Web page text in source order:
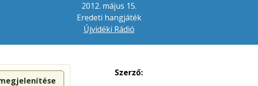
2012. május 15.
Eredeti hangjáték
Újvidéki Rádió
Szerző: